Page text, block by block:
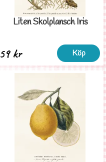
Liten Skolplansch Iris
59 kr Köp